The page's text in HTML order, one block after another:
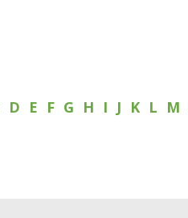
D E F G H I J K L M